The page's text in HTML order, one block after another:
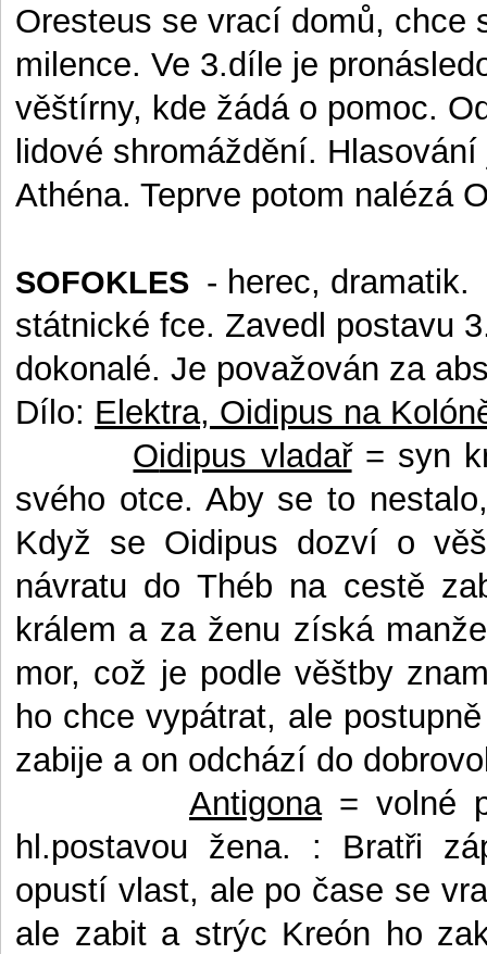
Oresteus se vrací domů, chce
milence. Ve 3.díle je
věštírny, kde žádá o pomoc.
lidové shromáždění.
Athéna. Teprve potom nalézá
SOFOKLES - herec, dramatik.
státnické fce. Zavedl postavu
dokonalé. Je považován za
Dílo: Elektra, Oidipus na
Oidipus vladař= syn
svého otce. Aby se to
Když se Oidipus dozví o
návratu do Théb na cestě
králem a za ženu získá
mor, což je podle věštby
ho chce vypátrat, ale
zabije a on odchází do
Antigona= volné
hl.postavou žena. : Bratři
opustí vlast, ale po čase se
ale zabit a strýc Kreón ho